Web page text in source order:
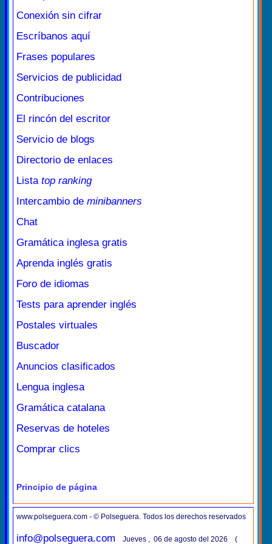
Conexión sin cifrar
Escríbanos aquí
Frases populares
Servicios de publicidad
Contribuciones
El rincón del escritor
Servicio de blogs
Directorio de enlaces
Lista top ranking
Intercambio de minibanners
Chat
Gramática inglesa gratis
Aprenda inglés gratis
Foro de idiomas
Tests para aprender inglés
Postales virtuales
Buscador
Anuncios clasificados
Lengua inglesa
Gramática catalana
Reservas de hoteles
Comprar clics
Principio de página
www.polseguera.com - © Polseguera. Todos los derechos reservados
info@polseguera.com Jueves , 06 de agosto del 2026 (